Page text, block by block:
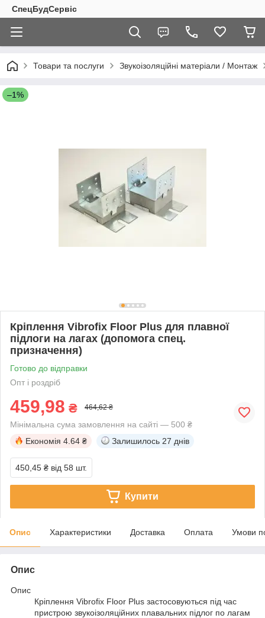
СпецБудСервіс
Товари та послуги Звукоізоляційні матеріали / Монтаж
–1%
Кріплення Vibrofix Floor Plus для плавної
підлоги на лагах (допомога спец.
призначення)
Готово до відправки
Опт і роздріб
459,98 ₴ 464,62 ₴
Мінімальна сума замовлення на сайті — 500 ₴
Економія 4.64 ₴ Залишилось 27 днів
450,45 ₴ від 58 шт.
Купити
Опис Характеристики Доставка Оплата Умови
Опис
Опис
Кріплення Vibrofix Floor Plus застосовуються під час
пристрою звукоізоляційних плавальних підлог по лагам